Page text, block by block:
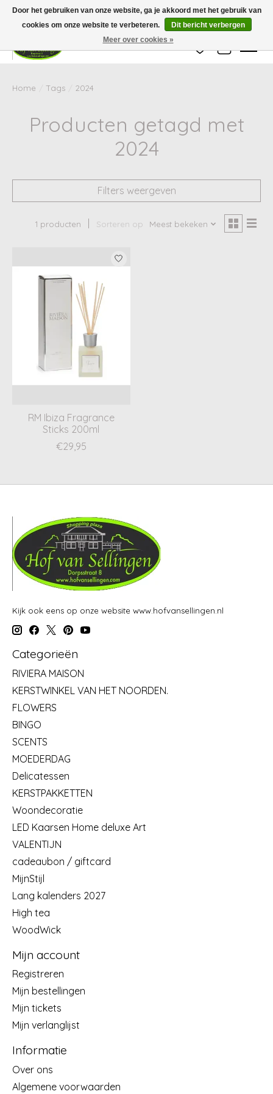
Wij zijn gesloten van 24 december tot en met 25 januari. Houd er rekening mee
dat de levertijd van uw bestelling in deze periode langer kan zijn dan
gebruikelijk.
Verlanglijst
Home Tags 2024
Producten getagd met
2024
Filters weergeven
1 producten Sorteren op Meest bekeken
RM Ibiza Fragrance
Sticks 200ml
€29,95
Kijk ook eens op onze website www.hofvansellingen.nl
Categorieën
RIVIERA MAISON
KERSTWINKEL VAN HET NOORDEN.
FLOWERS
BINGO
SCENTS
MOEDERDAG
Delicatessen
KERSTPAKKETTEN
Woondecoratie
LED Kaarsen Home deluxe Art
VALENTIJN
cadeaubon / giftcard
MijnStijl
Lang kalenders 2027
High tea
WoodWick
Mijn account
Registreren
Mijn bestellingen
Mijn tickets
Mijn verlanglijst
Informatie
Over ons
Algemene voorwaarden
Door het gebruiken van onze website, ga je akkoord met het gebruik van
cookies om onze website te verbeteren.
Dit bericht verbergen
Meer over cookies »